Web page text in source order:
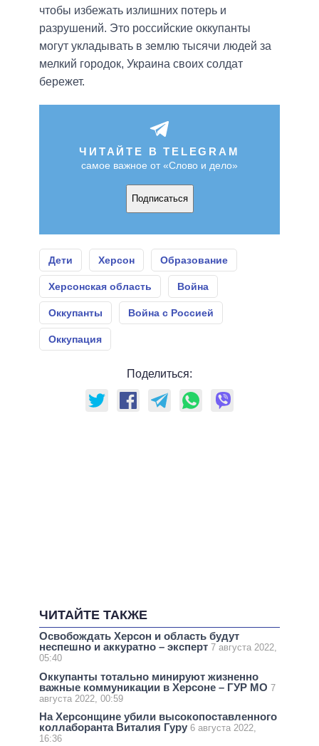
чтобы избежать излишних потерь и
разрушений. Это российские оккупанты
могут укладывать в землю тысячи людей за
мелкий городок, Украина своих солдат
бережет.
ЧИТАЙТЕ В TELEGRAM
самое важное от «Слово и дело»
Подписаться
Дети Херсон Образование
Херсонская область Война
Оккупанты Война с Россией
Оккупация
Поделиться:
ЧИТАЙТЕ ТАКЖЕ
Освобождать Херсон и область будут
неспешно и аккуратно – эксперт 7 августа 2022,
05:40
Оккупанты тотально минируют жизненно
важные коммуникации в Херсоне – ГУР МО 7
августа 2022, 00:59
На Херсонщине убили высокопоставленного
коллаборанта Виталия Гуру 6 августа 2022,
16:36